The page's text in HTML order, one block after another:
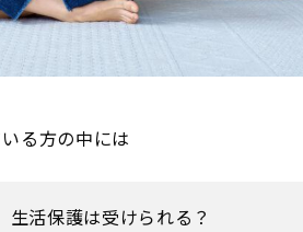
る方の中には
生活保護は受けられる？